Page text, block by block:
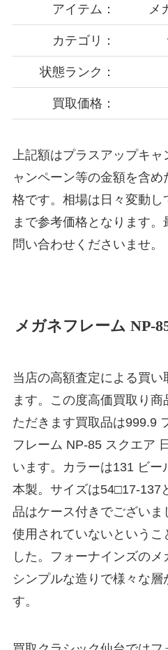
アイテム： メ
カテゴリ：
状態ランク：
買取価格：
上記額はプラスアップキャ
ャンペーン等の金額を含
格です。相場は日々変動し
まで参考価格となります
問い合わせくださいませ。
メガネフレーム NP-
当店の高額査定による買い
ます。この度高価買取り
ただきます買取品は999.9
フレーム NP-85 スクエア
います。カラーは131 ビー
本製。サイズは54□17-137
品はケース付きでござい
使用されていないというこ
した。フォーナインズの
シンプルな造りで様々な
す。